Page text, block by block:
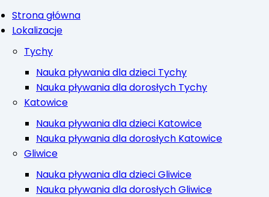
Strona główna
Lokalizacje
Tychy
Nauka pływania dla dzieci Tychy
Nauka pływania dla dorosłych Tychy
Katowice
Nauka pływania dla dzieci Katowice
Nauka pływania dla dorosłych Katowice
Gliwice
Nauka pływania dla dzieci Gliwice
Nauka pływania dla dorosłych Gliwice